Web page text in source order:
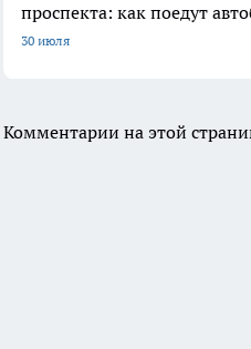
проспекта: как поедут
30 июля
Комментарии на этой